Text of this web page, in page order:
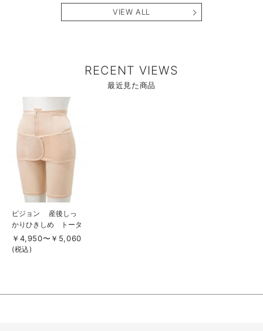
VIEW ALL
RECENT VIEWS
最近見た商品
商
品
詳
を
見
ピジョン 産後しっ
かりひきしめ トータ
ルシェイプガードル
￥4,950〜￥5,060
(税込)